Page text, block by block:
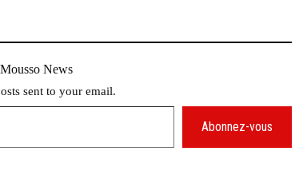
News
sent to your email.
Abonnez-vous